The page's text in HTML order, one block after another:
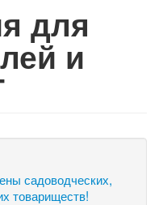
для
и
садоводческих,
товариществ!